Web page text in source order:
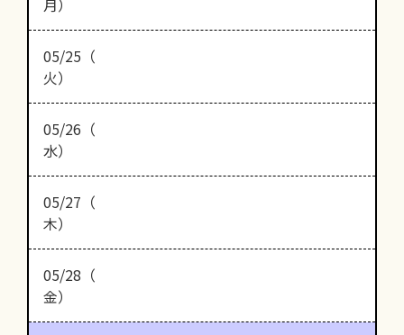
月）
05/25（
火）
05/26（
水）
05/27（
木）
05/28（
金）